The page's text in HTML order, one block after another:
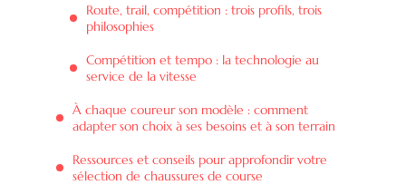
Route, trail, compétition : trois profils, trois
philosophies
Compétition et tempo : la technologie au
service de la vitesse
À chaque coureur son modèle : comment
adapter son choix à ses besoins et à son terrain
Ressources et conseils pour approfondir votre
sélection de chaussures de course